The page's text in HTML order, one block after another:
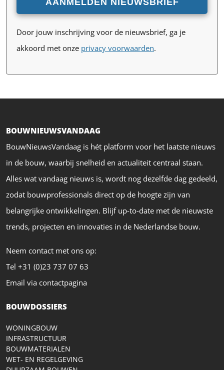
Door jouw inschrijving voor de nieuwsbrief, ga je
akkoord met onze privacy voorwaarden.
BOUWNIEUWSVANDAAG
BouwNieuwsVandaag is hét platform voor het laatste nieuws
in de bouw, waarbij snelheid en actualiteit centraal staan.
Alles wat vandaag nieuws is, wordt nog dezelfde dag gedeeld,
zodat bouwprofessionals direct op de hoogte zijn van
belangrijke ontwikkelingen. Blijf up-to-date met de nieuwste
trends, projecten en innovaties in de Nederlandse bouw.
Neem contact met ons op:
Tel +31 (0)23 737 07 63
Email via contactpagina
BOUWDOSSIERS
WONINGBOUW
INFRASTRUCTUUR
BOUWMATERIALEN
WET- EN REGELGEVING